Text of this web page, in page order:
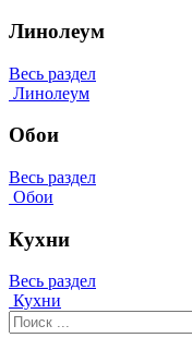
Линолеум
Весь раздел
Линолеум
Обои
Весь раздел
Обои
Кухни
Весь раздел
Кухни